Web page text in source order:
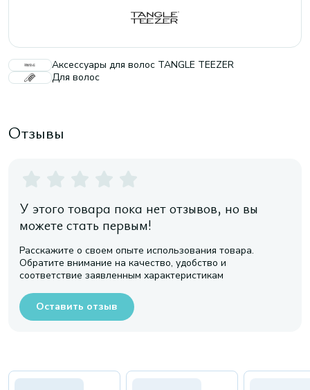
Аксессуары для волос TANGLE TEEZER
Для волос
Отзывы
У этого товара пока нет отзывов, но вы
можете стать первым!
Расскажите о своем опыте использования товара.
Обратите внимание на качество, удобство и
соответствие заявленным характеристикам
Оставить отзыв